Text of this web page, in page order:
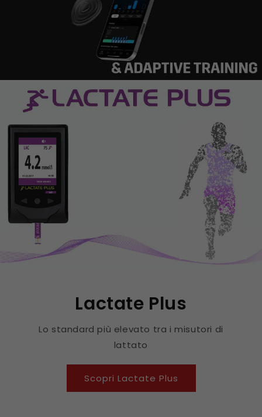
Lactate Plus
Lo standard più elevato tra i misutori di
lattato
Scopri Lactate Plus